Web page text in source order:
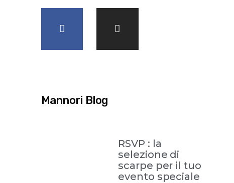
Mannori Blog
RSVP : la
selezione di
scarpe per il tuo
evento speciale